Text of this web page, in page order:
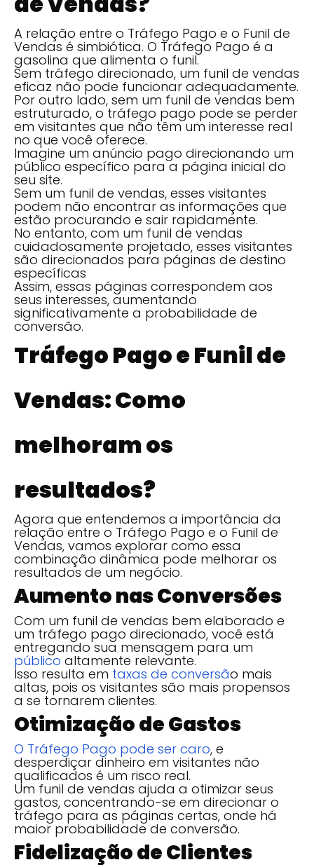
A relação entre o Tráfego Pago e o Funil de
Vendas é simbiótica. O Tráfego Pago é a
gasolina que alimenta o funil.
Sem tráfego direcionado, um funil de vendas
eficaz não pode funcionar adequadamente.
Por outro lado, sem um funil de vendas bem
estruturado, o tráfego pago pode se perder
em visitantes que não têm um interesse real
no que você oferece.
Imagine um anúncio pago direcionando um
público específico para a página inicial do
seu site.
Sem um funil de vendas, esses visitantes
podem não encontrar as informações que
estão procurando e sair rapidamente.
No entanto, com um funil de vendas
cuidadosamente projetado, esses visitantes
são direcionados para páginas de destino
específicas
Assim, essas páginas correspondem aos
seus interesses, aumentando
significativamente a probabilidade de
conversão.
Tráfego Pago e Funil de
Vendas: Como
melhoram os
resultados?
Agora que entendemos a importância da
relação entre o Tráfego Pago e o Funil de
Vendas, vamos explorar como essa
combinação dinâmica pode melhorar os
resultados de um negócio.
Aumento nas Conversões
Com um funil de vendas bem elaborado e
um tráfego pago direcionado, você está
entregando sua mensagem para um
público altamente relevante.
Isso resulta em taxas de conversão mais
altas, pois os visitantes são mais propensos
a se tornarem clientes.
Otimização de Gastos
O Tráfego Pago pode ser caro, e
desperdiçar dinheiro em visitantes não
qualificados é um risco real.
Um funil de vendas ajuda a otimizar seus
gastos, concentrando-se em direcionar o
tráfego para as páginas certas, onde há
maior probabilidade de conversão.
Fidelização de Clientes